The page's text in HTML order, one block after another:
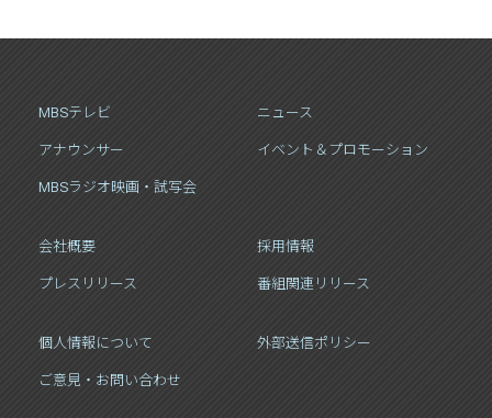
MBSテレビ ニュース
アナウンサー イベント＆プロモーション
MBSラジオ映画・試写会
会社概要 採用情報
プレスリリース 番組関連リリース
個人情報について 外部送信ポリシー
ご意見・お問い合わせ